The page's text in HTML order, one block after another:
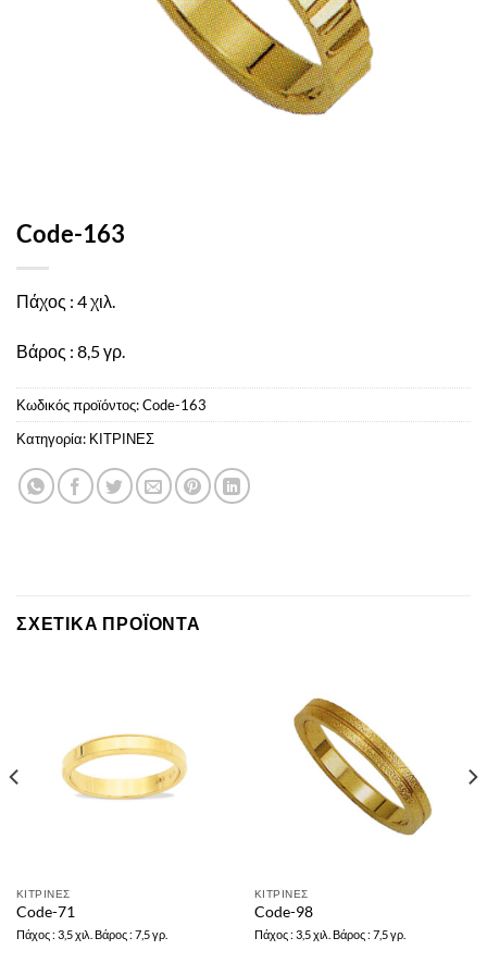
Code-163
Πάχος : 4 χιλ.
Βάρος : 8,5 γρ.
Κωδικός προϊόντος:Code-163
Κατηγορία: ΚΙΤΡΙΝΕΣ
ΣΧΕΤΙΚΆ ΠΡΟΪΌΝΤΑ
ΚΙΤΡΙΝΕΣ
Code-71
Πάχος : 3,5 χιλ. Βάρος : 7,5 γρ.
ΚΙΤΡΙΝΕΣ
Code-98
Πάχος : 3,5 χιλ. Βάρος : 7,5 γρ.